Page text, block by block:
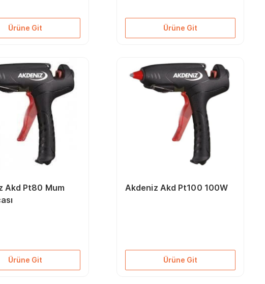
Ürüne Git Ürüne Git
Akd Pt80 Mum
Ürüne Git
Akdeniz Akd Pt100 100W
Ürüne Git